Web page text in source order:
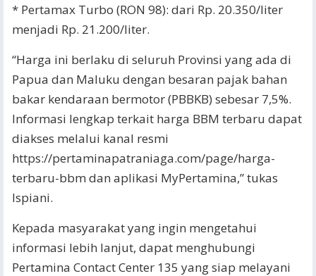
* Pertamax Turbo (RON 98): dari Rp. 20.350/liter
menjadi Rp. 21.200/liter.
“Harga ini berlaku di seluruh Provinsi yang ada di
Papua dan Maluku dengan besaran pajak bahan
bakar kendaraan bermotor (PBBKB) sebesar 7,5%.
Informasi lengkap terkait harga BBM terbaru dapat
diakses melalui kanal resmi
https://pertaminapatraniaga.com/page/harga-
terbaru-bbm dan aplikasi MyPertamina,” tukas
Ispiani.
Kepada masyarakat yang ingin mengetahui
informasi lebih lanjut, dapat menghubungi
Pertamina Contact Center 135 yang siap melayani